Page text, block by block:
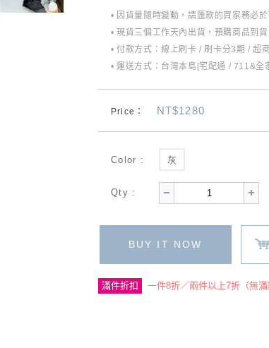
• 因貨量隨時變動，請匯款的買家務必
• 現貨三個工作天內出貨，預購商品到
• 付款方式：線上刷卡 / 刷卡分3期 / 超
• 運送方式：台灣本島[宅配通 / 711&
Price： NT$1280
Color : 灰
Qty :
BUY IT NOW
滿件折扣 一件8折／兩件以上7折（無滿